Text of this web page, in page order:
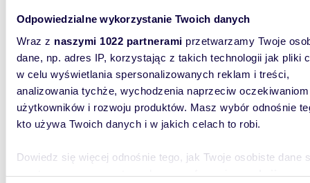
Odpowiedzialne wykorzystanie Twoich danych
Wraz z naszymi 1022 partnerami przetwarzamy Twoje
dane, np. adres IP, korzystając z takich technologii jak pliki
w celu wyświetlania spersonalizowanych reklam i treści,
analizowania tychże, wychodzenia naprzeciw oczekiwaniom
użytkowników i rozwoju produktów. Masz wybór odnośnie
kto używa Twoich danych i w jakich celach to robi.
Dowiedz się więcej odnośnie tego, jak Twoje osobiste dane
75
garaż
Garaż